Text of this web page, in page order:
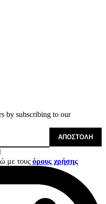
by subscribing to our
ΑΠΟΣΤΟΛΉ
με τους όρους χρήσης